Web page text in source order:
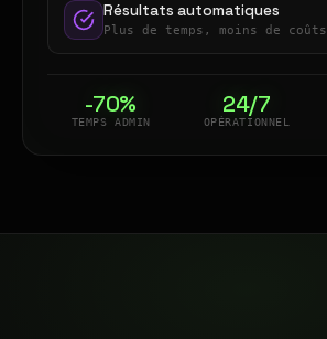
Résultats automatiques
Plus de temps, moins de coûts
-70%
TEMPS ADMIN
24/7
OPÉRATIONNEL